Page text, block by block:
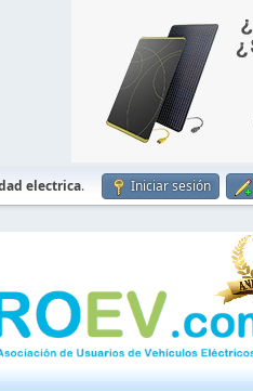
electrica. Iniciar sesión